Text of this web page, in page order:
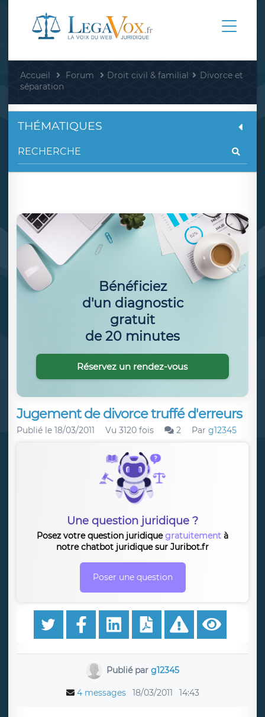
Accueil Forum Droit civil & familial
Divorce et
séparation
Jugement de divorce truffé d'erreurs
Publié le 18/03/2011 Vu 3120 fois 2 Par g12345
Une question juridique ?
Posez votre question juridiquegratuitement à
notre chatbot juridique sur Juribot.fr
Poser une question
Publié parg12345
4 messages 18/03/2011 14:43
THÉMATIQUES
Bénéficiez
d'un diagnostic
gratuit
de 20 minutes
Réservez un rendez-vous